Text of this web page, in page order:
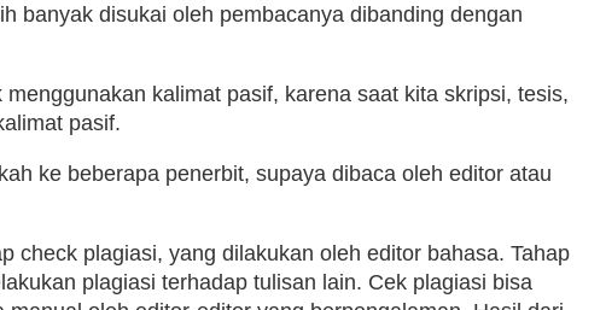
banyak disukai oleh pembacanya dibanding dengan
kalimat pasif, karena saat kita skripsi, tesis,
pasif.
ke beberapa penerbit, supaya dibaca oleh editor atau
check plagiasi, yang dilakukan oleh editor bahasa. Tahap
plagiasi terhadap tulisan lain. Cek plagiasi bisa
SUDAHKAH ANDA MENSYUKURI